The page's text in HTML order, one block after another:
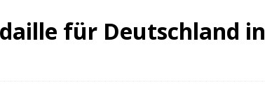
für Deutschland in